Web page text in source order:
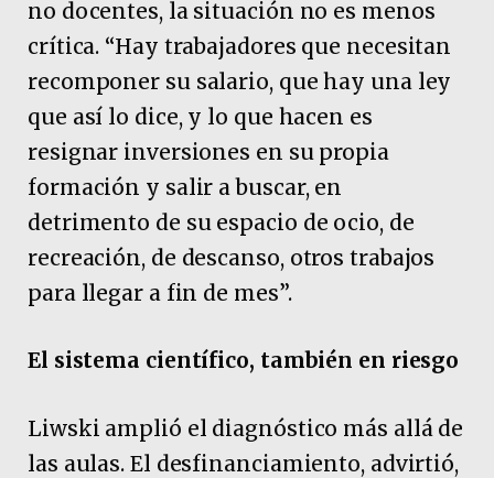
no docentes, la situación no es menos
crítica. “Hay trabajadores que necesitan
recomponer su salario, que hay una ley
que así lo dice, y lo que hacen es
resignar inversiones en su propia
formación y salir a buscar, en
detrimento de su espacio de ocio, de
recreación, de descanso, otros trabajos
para llegar a fin de mes”.
El sistema científico, también en riesgo
Liwski amplió el diagnóstico más allá de
las aulas. El desfinanciamiento, advirtió,